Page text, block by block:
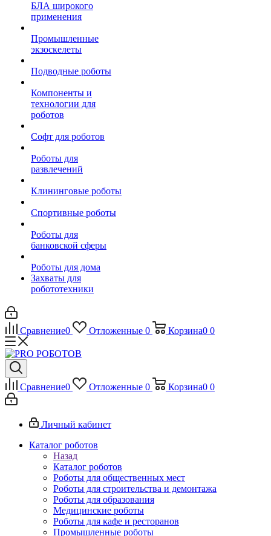
БЛА широкого
применения
Промышленные
экзоскелеты
Подводные роботы
Компоненты и
технологии для
роботов
Софт для роботов
Роботы для
развлечений
Клининговые роботы
Спортивные роботы
Роботы для
банковской сферы
Роботы для дома
Захваты для
робототехники
Сравнение0 Отложенные 0 Корзина0 0
Сравнение0 Отложенные 0 Корзина0 0
Личный кабинет
Каталог роботов
Назад
Каталог роботов
Роботы для общественных мест
Роботы для строительства и демонтажа
Роботы для образования
Медицинские роботы
Роботы для кафе и ресторанов
Промышленные роботы